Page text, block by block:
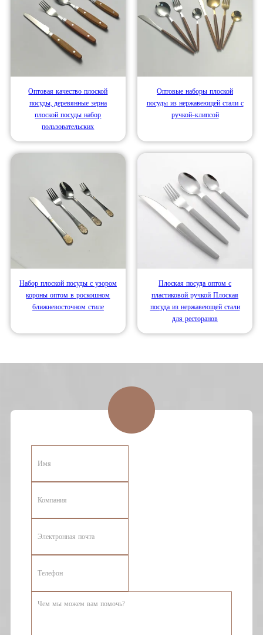
Оптовая качество плоской
посуды, деревянные зерна
плоской посуды набор
пользовательских
Оптовые наборы плоской
посуды из нержавеющей стали с
ручкой-клипсой
Набор плоской посуды с узором
короны оптом в роскошном
ближневосточном стиле
Плоская посуда оптом с
пластиковой ручкой Плоская
посуда из нержавеющей стали
для ресторанов